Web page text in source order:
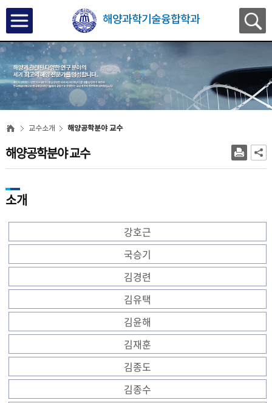
해양과학기술융합학과
교수소개 해양공학분야 교수
해양공학분야 교수
소개
강호근
국승기
김경련
김유택
김윤해
김재훈
김종도
김종수